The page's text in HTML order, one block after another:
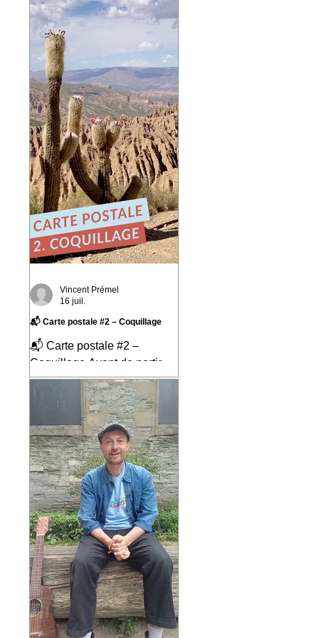
playlist du réseau Ferarock.
🎶 Un grand merci aux
programmateurs et aux
radios du réseau pour leur
confiance. La route
continue… ☀️ 🎧 Envie de
découvrir l'album ?
https://bfan.link/cafe-
campesino-carnets-d-
amerique-du-sud
#VincentPremel
#CafeCampesino #Ferarock
📬 Carte postale #2 – Coquillage
📬 Carte postale #2 –
Coquillage Avant de partir
pour neuf mois sur les routes
d'Amérique du Sud, j'ai écrit
la chanson « Coquillage »
pour mes enfants. C'était une
façon d'imaginer le voyage
avant même de le vivre, de
mettre en musique tout ce
que j'espérais découvrir en
chemin et de partager ce
rêve avec ceux qui allaient
prendre la route avec moi.
Ce qui est assez incroyable,
c'est qu'au fil des mois, nous
avons vécu près de 90 % de
ce que raconte cette
Vincent Prémel
16 juil.